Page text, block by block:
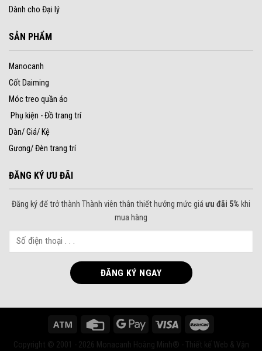
Dành cho Đại lý
SẢN PHẨM
Manocanh
Cốt Daiming
Móc treo quần áo
Phụ kiện - Đồ trang trí
Dàn/ Giá/ Kệ
Gương/ Đèn trang trí
ĐĂNG KÝ ƯU ĐÃI
Đăng ký để trở thành Thành viên thân thiết hưởng mức giáưu đãi 5% khi
mua hàng
Copyright © 2001 - 2026 Monacanh Hoàng Minh® - Thiết kế Web & Vận